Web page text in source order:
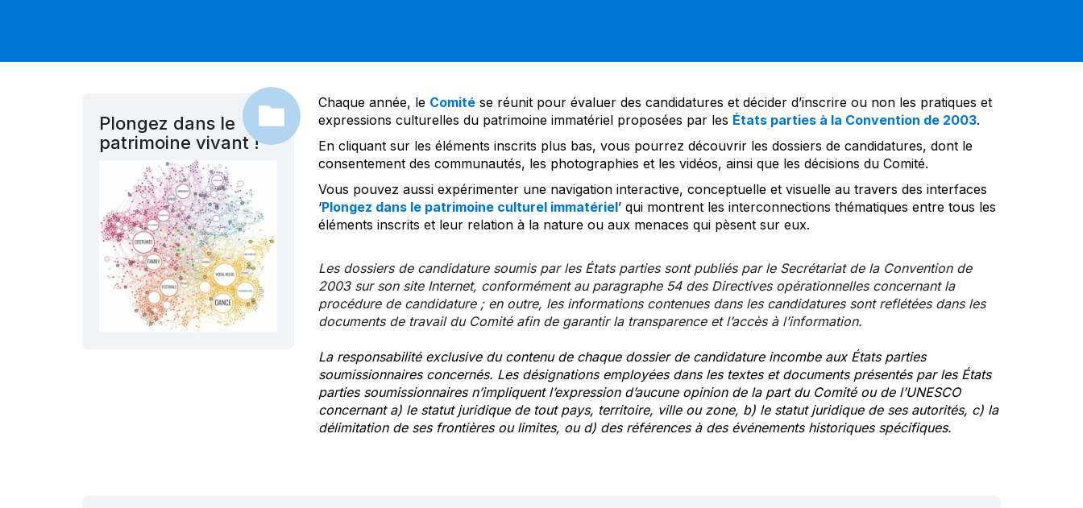
Plongez dans le
patrimoine vivant !
Chaque année, le Comitése réunit pour évaluer des candidatures et décider d’inscrire ou non les pratiques et
expressions culturelles du patrimoine immatériel proposées par les États parties à la Convention de 2003.
En cliquant sur les éléments inscrits plus bas, vous pourrez découvrir les dossiers de candidatures, dont le
consentement des communautés, les photographies et les vidéos, ainsi que les décisions du Comité.
Vous pouvez aussi expérimenter une navigation interactive, conceptuelle et visuelle au travers des interfaces
‘Plongez dans le patrimoine culturel immatériel’ qui montrent les interconnections thématiques entre tous les
éléments inscrits et leur relation à la nature ou aux menaces qui pèsent sur eux.
Les dossiers de candidature soumis par les États parties sont publiés par le Secrétariat de la Convention de
2003 sur son site Internet, conformément au paragraphe 54 des Directives opérationnelles concernant la
procédure de candidature ; en outre, les informations contenues dans les candidatures sont reflétées dans les
documents de travail du Comité afin de garantir la transparence et l’accès à l’information.
La responsabilité exclusive du contenu de chaque dossier de candidature incombe aux États parties
soumissionnaires concernés. Les désignations employées dans les textes et documents présentés par les États
parties soumissionnaires n’impliquent l’expression d’aucune opinion de la part du Comité ou de l’UNESCO
concernant a) le statut juridique de tout pays, territoire, ville ou zone, b) le statut juridique de ses autorités, c) la
délimitation de ses frontières ou limites, ou d) des références à des événements historiques spécifiques.